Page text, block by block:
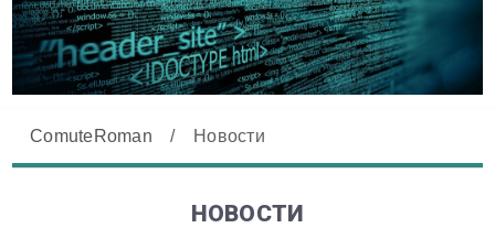
ComuteRoman / Новости
НОВОСТИ